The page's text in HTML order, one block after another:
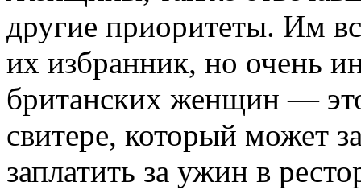
другие приоритеты. Им
их избранник, но очень
британских женщин —
свитере, который может
заплатить за ужин в